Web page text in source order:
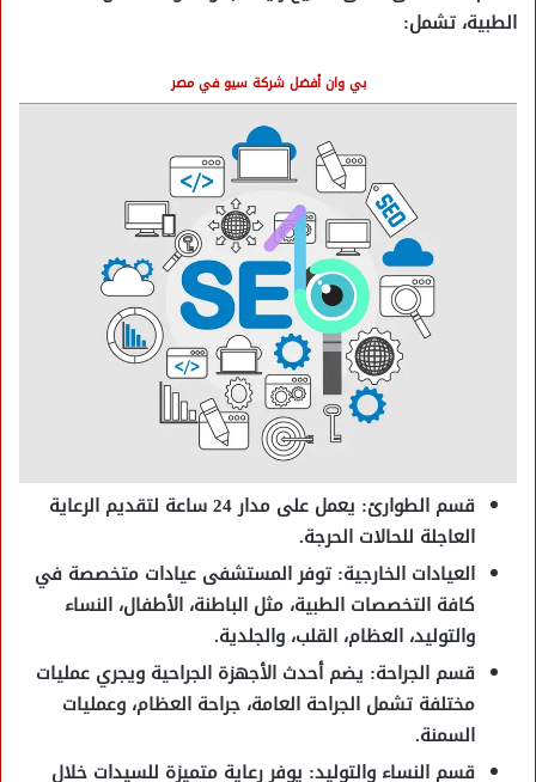
الطبية، تشمل:
بي وان أفضل شركة سيو في مصر
قسم الطوارئ
: يعمل على مدار 24 ساعة لتقديم الرعاية
العاجلة للحالات الحرجة.
العيادات الخارجية: توفر المستشفى عيادات متخصصة في
كافة التخصصات الطبية، مثل الباطنة، الأطفال، النساء
والتوليد، العظام، القلب، والجلدية.
قسم الجراحة: يضم أحدث الأجهزة الجراحية ويجري عمليات
مختلفة تشمل الجراحة العامة، جراحة العظام، وعمليات
السمنة.
قسم النساء والتوليد: يوفر رعاية متميزة للسيدات خلال